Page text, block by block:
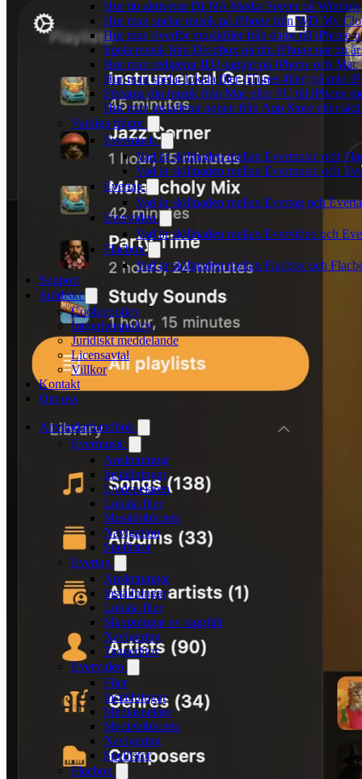
Hur du aktiverar DLNA Media Server på
Hur man spelar musik på iPhone från WD My
Hur man överför musikfiler från dator till iPhone
Spela musik från Dropbox på din iPhone när du
Hur man redigerar ID3-taggar på iPhone och Mac
Hur man spelar lokala filer (iTunes-filer) på min
Streama din musik från Mac eller PC till iPhone
Hur man installerar appen från App Store eller
Vanliga frågor
Evermusic
Vad är skillnaden mellan Evermusic och
Vad är skillnaden mellan Evermusic och
Evertag
Vad är skillnaden mellan Evertag och
Evervideo
Vad är skillnaden mellan Evervideo och
Flacbox
Vad är skillnaden mellan Flacbox och
Support
Juridiskt
Cookiepolicy
Integritetspolicy
Juridiskt meddelande
Licensavtal
Villkor
Kontakt
Om oss
Användarhandbok
Evermusic
Anslutningar
Inställningar
Ljudspelaren
Lokala filer
Musikbibliotek
Navigation
Spellistor
Evertag
Anslutningar
Inställningar
Lokala filer
Mappningar av taggfält
Navigering
Taggeditor
Evervideo
Filer
Inställningar
Mediaspelare
Mediebibliotek
Navigering
Spellistor
Flacbox